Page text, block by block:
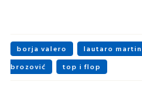
borja valero lautaro
brozović
top i flop